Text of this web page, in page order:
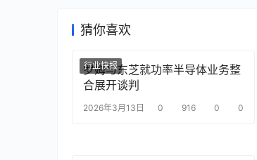
猜你喜欢
行业快报
罗姆与东芝就功率半导体业务整
合展开谈判
2026年3月13日 0 916 0 0